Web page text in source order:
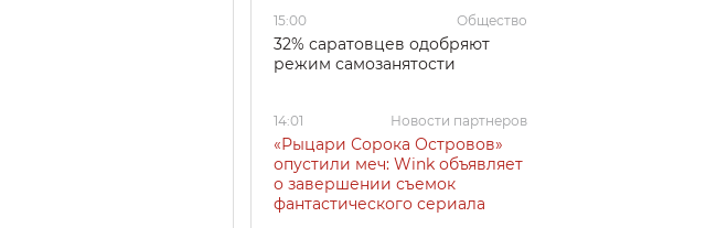
15:00 Общество
32% саратовцев одобряют
режим самозанятости
14:01 Новости партнеров
«Рыцари Сорока Островов»
опустили меч: Wink объявляет
о завершении съемок
фантастического сериала